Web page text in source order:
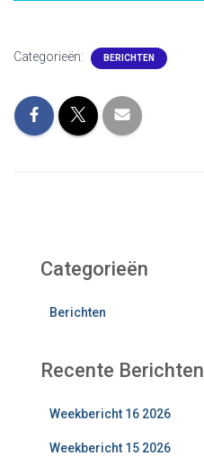
Categorieën: BERICHTEN
Categorieën
Berichten
Recente Berichten
Weekbericht 16 2026
Weekbericht 15 2026